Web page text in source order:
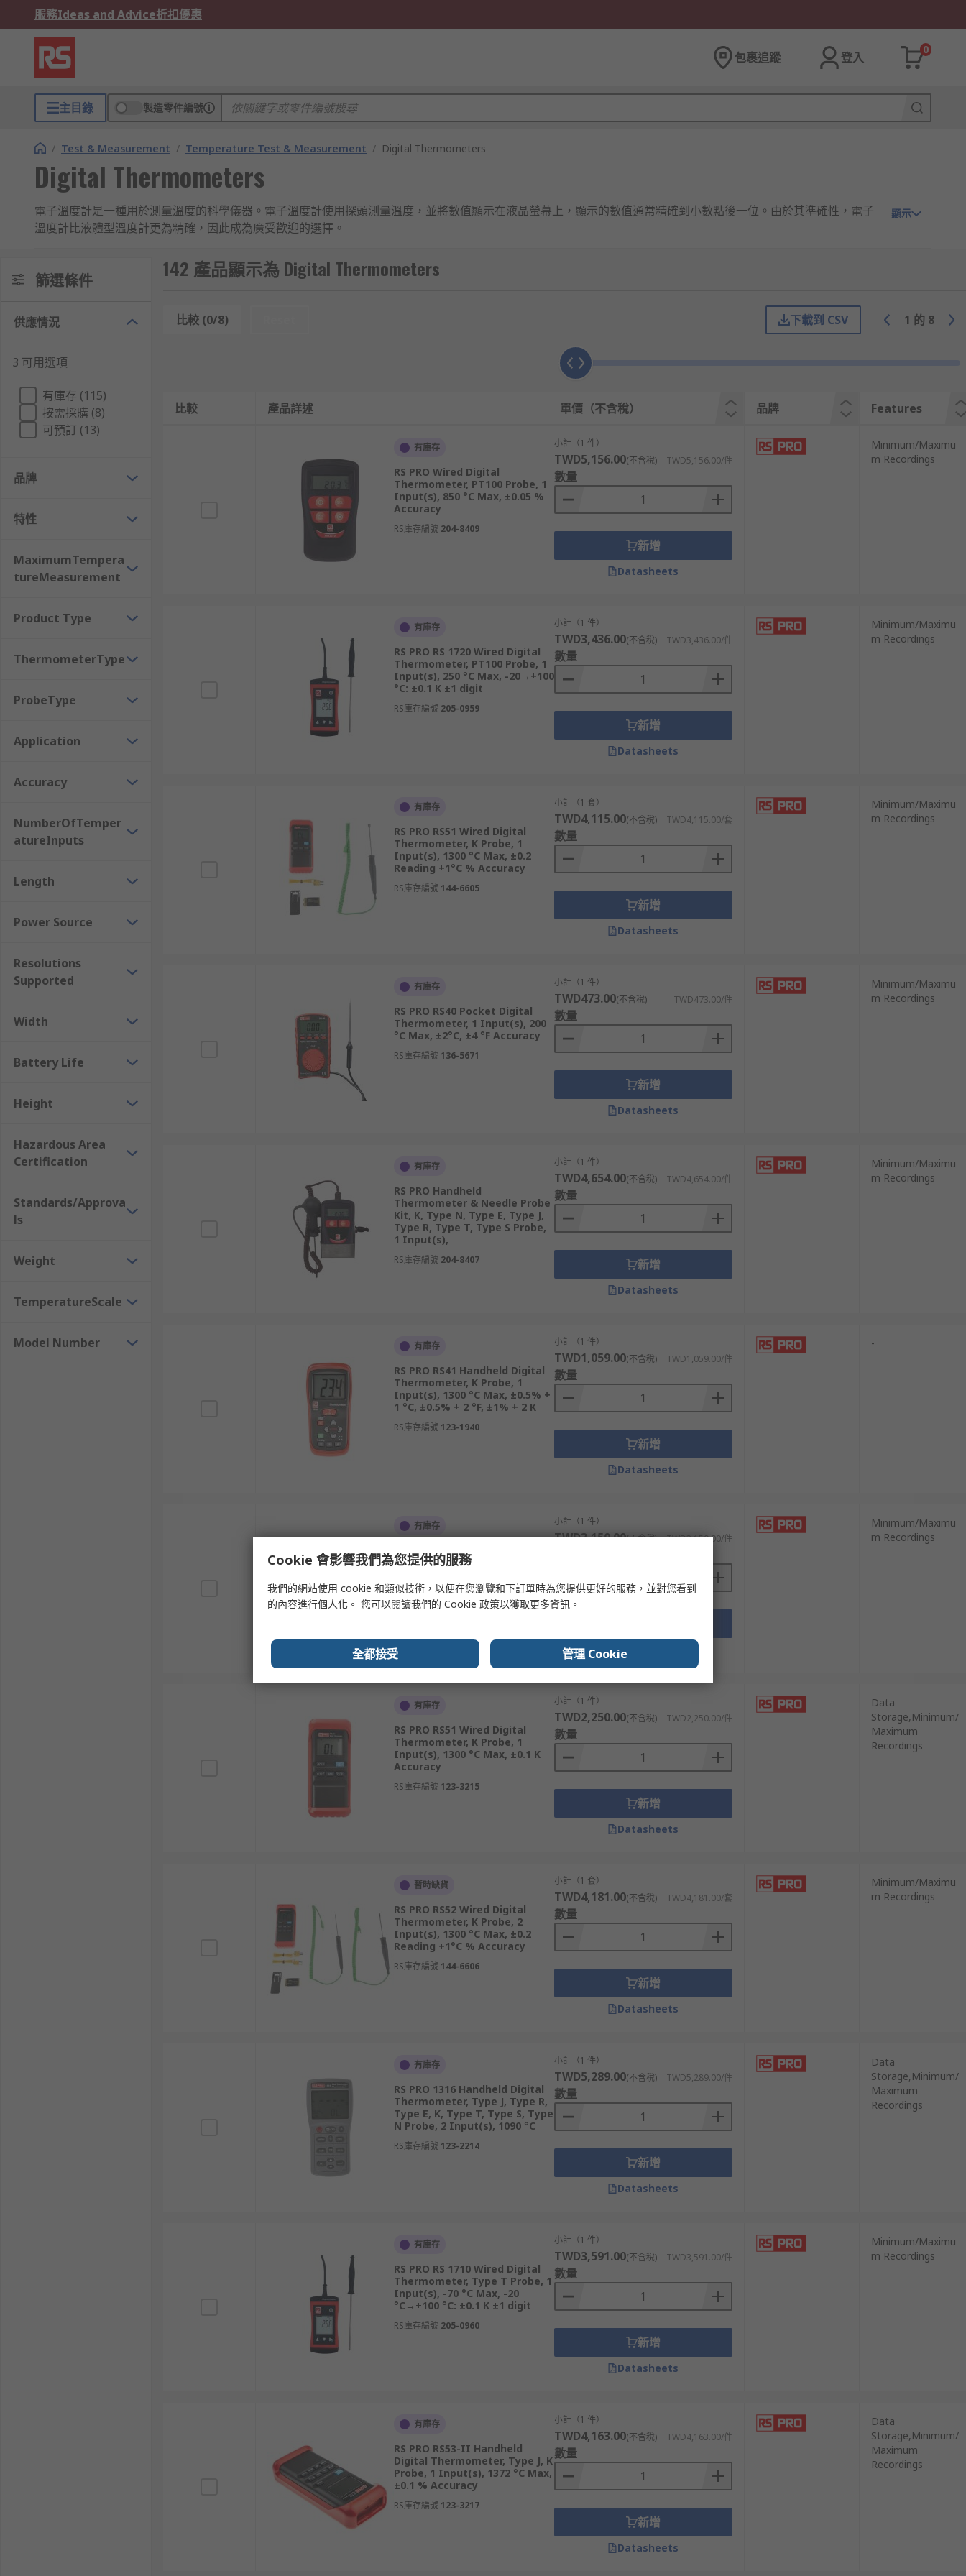
服務Ideas and Advice折扣優惠
包裹追蹤 登入
0
主目錄 製造零件編號
/ Test & Measurement / Temperature Test & Measurement / Digital Thermometers
Digital Thermometers
電子溫度計是一種用於測量溫度的科學儀器。電子溫度計使用探頭測量溫度，並將數值顯示在液晶螢幕上，顯示的數值通常精確到小數點後一位。由於其準確性，電子
溫度計比液體型溫度計更為精確，因此成為廣受歡迎的選擇。
電子溫度計的使用方法
開機：按下開關，啟動電子溫度計。顯示螢幕上會顯示一個數字或指示，表示設備已準備好測量。
測量溫度：將探頭放置在測量位置，根據測量需求選擇合適的探頭類型（例如：表面探頭、插入式探頭或空氣探頭）。確保探頭與被測物體有良好的接觸。
讀取數值：幾秒鐘後，顯示螢幕會顯示出準確的溫度數值。部分電子溫度計會顯示小數點後一位，提供更精確的讀數。
關機：測量完畢後，關閉電子溫度計，這樣可以節省電池電量。
清潔與保養：每次使用後，應用乾布或適當的清潔劑輕輕擦拭探頭部分，避免液體進入設備內部。
遵循這些簡單步驟，能夠確保電子溫度計的正確使用和長期穩定性。
電子溫度計如何運作？
電子溫度計內部有感應器，當溫度變化時，這些感應器會產生電阻、電壓或電流的變化。常見的感應器類型有RTD（電阻溫度探測器）、
電偶（Thermocouple）。數位顯示屏會清晰準確地顯示溫度讀數，方便使用者解讀結果。
電子溫度計採用進口晶片組裝，精度高、穩定性佳、誤差≤0.5%、內建電源、微功耗、防護堅固，外觀精緻美觀。
電子溫度計的類型
手持式溫度計：這些便攜式電池操作設備配有可插拔的探頭，探頭類型根據應用不同而有所不同。常見的手持式探頭類型包括插入式、表面式或空氣式探頭。
工作台溫度計：主要用於實驗室和測試站，尺寸較大，適合工業用途。工作台溫度計通常使用熱電偶探頭，如K型、J型、N型、R型和T型。
冰箱和冷凍櫃溫度計：用於顯示工業和商業冰箱或冷凍櫃內的溫度，溫度監控至關重要，因為溫度上升可能會導致商品損壞。
電子溫度計的應用
加熱與通風
醫療測試
通用溫度監測
電子溫度計的品牌推薦
RS 歐時為您提供了不同品牌的電子溫度計，如 RS PRO Testo Digitron、Hanna Instruments
，歡迎了解更多。
即日訂購，最快次日發貨，網上落單滿額即享免運費！
顯示
篩選條件
供應情況
3 可用選項
有庫存 (115)
按需採購 (8)
可預訂 (13)
品牌
特性
MaximumTempera
tureMeasurement
Product Type
ThermometerType
ProbeType
Application
Accuracy
NumberOfTemper
atureInputs
Length
Power Source
Resolutions
Supported
Width
Battery Life
Height
Hazardous Area
Certification
Standards/Approva
ls
Weight
TemperatureScale
Model Number
142 產品顯示為 Digital Thermometers
比較 (0/8) 下載到 CSV 1 的 8
比較 產品詳述 單價（不含稅） 品牌 Features
有庫存
RS PRO Wired Digital
Thermometer, PT100 Probe, 1
Input(s), 850 °C Max, ±0.05 %
Accuracy
RS庫存編號 204-8409
小計（1 件）
TWD5,156.00(不含稅) TWD5,156.00/件
數量
新增
Datasheets
Minimum/Maximu
m Recordings
有庫存
RS PRO RS 1720 Wired Digital
Thermometer, PT100 Probe, 1
Input(s), 250 °C Max, -20→+100
°C: ±0.1 K ±1 digit
RS庫存編號 205-0959
小計（1 件）
TWD3,436.00(不含稅) TWD3,436.00/件
數量
新增
Datasheets
Minimum/Maximu
m Recordings
有庫存
RS PRO RS51 Wired Digital
Thermometer, K Probe, 1
Input(s), 1300 °C Max, ±0.2
Reading +1°C % Accuracy
RS庫存編號 144-6605
小計（1 套）
TWD4,115.00(不含稅) TWD4,115.00/套
數量
新增
Datasheets
Minimum/Maximu
m Recordings
有庫存
RS PRO RS40 Pocket Digital
Thermometer, 1 Input(s), 200
°C Max, ±2°C, ±4 °F Accuracy
RS庫存編號 136-5671
小計（1 件）
TWD473.00(不含稅) TWD473.00/件
數量
新增
Datasheets
Minimum/Maximu
m Recordings
有庫存
RS PRO Handheld
Thermometer & Needle Probe
Kit, K, Type N, Type E, Type J,
Type R, Type T, Type S Probe,
1 Input(s),
RS庫存編號 204-8407
小計（1 件）
TWD4,654.00(不含稅) TWD4,654.00/件
數量
新增
Datasheets
Minimum/Maximu
m Recordings
有庫存
RS PRO RS41 Handheld Digital
Thermometer, K Probe, 1
Input(s), 1300 °C Max, ±0.5% +
1 °C, ±0.5% + 2 °F, ±1% + 2 K
RS庫存編號 123-1940
小計（1 件）
TWD1,059.00(不含稅) TWD1,059.00/件
數量
新增
Datasheets
-
有庫存
RS PRO 1313 Wired Digital
Thermometer, Type N, Type R,
E Probe, 1 Input(s), 1767 °C
Max,
小計（1 件）
TWD3,150.00(不含稅) TWD3,150.00/件
Datasheets
Minimum/Maximu
m Recordings
有庫存
RS PRO RS51 Wired Digital
Thermometer, K Probe, 1
Input(s), 1300 °C Max, ±0.1 K
Accuracy
RS庫存編號 123-3215
小計（1 件）
TWD2,250.00(不含稅) TWD2,250.00/件
數量
新增
Datasheets
Data
Storage,Minimum/
Maximum
Recordings
暫時缺貨
RS PRO RS52 Wired Digital
Thermometer, K Probe, 2
Input(s), 1300 °C Max, ±0.2
Reading +1°C % Accuracy
RS庫存編號 144-6606
小計（1 套）
TWD4,181.00(不含稅) TWD4,181.00/套
數量
新增
Datasheets
Minimum/Maximu
m Recordings
有庫存
RS PRO 1316 Handheld Digital
Thermometer, Type J, Type R,
Type E, K, Type T, Type S, Type
N Probe, 2 Input(s), 1090 °C
RS庫存編號 123-2214
小計（1 件）
TWD5,289.00(不含稅) TWD5,289.00/件
數量
新增
Datasheets
Data
Storage,Minimum/
Maximum
Recordings
有庫存
RS PRO RS 1710 Wired Digital
Thermometer, Type T Probe, 1
Input(s), -70 °C Max, -20
°C→+100 °C: ±0.1 K ±1 digit
RS庫存編號 205-0960
小計（1 件）
TWD3,591.00(不含稅) TWD3,591.00/件
數量
新增
Datasheets
Minimum/Maximu
m Recordings
有庫存
RS PRO RS53-II Handheld
Digital Thermometer, Type J, K
Probe, 1 Input(s), 1372 °C Max,
±0.1 % Accuracy
RS庫存編號 123-3217
小計（1 件）
TWD4,163.00(不含稅) TWD4,163.00/件
數量
新增
Datasheets
Data
Storage,Minimum/
Maximum
Recordings
Cookie 會影響我們為您提供的服務
我們的網站使用 cookie 和類似技術，以便在您瀏覽和下訂單時為您提供更好的服務，並對您看到
的內容進行個人化。 您可以閱讀我們的 Cookie 政策以獲取更多資訊。
全都接受 管理 Cookie